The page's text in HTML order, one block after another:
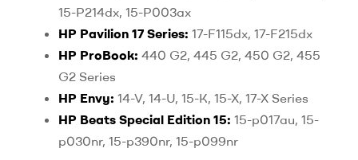
15-P214dx, 15-P003ax
HP Pavilion 17 Series: 17-F115dx, 17-F215dx
HP ProBook: 440 G2, 445 G2, 450 G2, 455
G2 Series
HP Envy: 14-V, 14-U, 15-K, 15-X, 17-X Series
HP Beats Special Edition 15: 15-p017au, 15-
p030nr, 15-p390nr, 15-p099nr